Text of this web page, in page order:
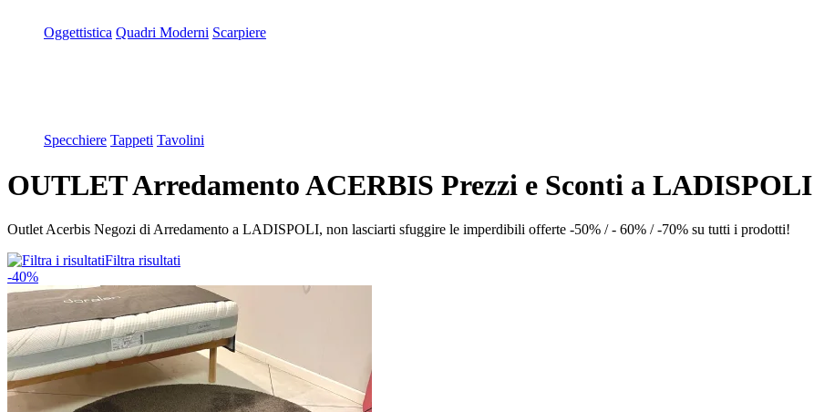
Oggettistica Quadri Moderni Scarpiere
Specchiere Tappeti Tavolini
OUTLET Arredamento ACERBIS Prezzi e Sconti a LADISPOLI
Outlet Acerbis Negozi di Arredamento a LADISPOLI, non lasciarti sfuggire le imperdibili offerte -50% / - 60% / -70% su tutti i prodotti!
Filtra risultati
-40%